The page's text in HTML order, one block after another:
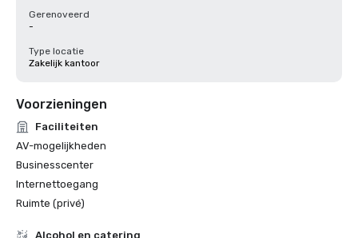
Gerenoveerd
-
Type locatie
Zakelijk kantoor
Voorzieningen
Faciliteiten
AV-mogelijkheden
Businesscenter
Internettoegang
Ruimte (privé)
Alcohol en catering